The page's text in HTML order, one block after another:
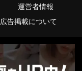
運営者情報
広告掲載について